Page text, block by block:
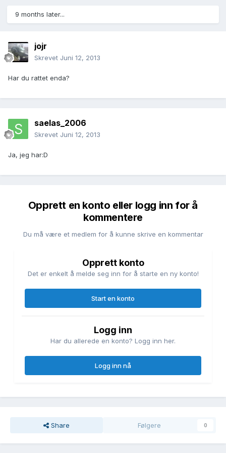
9 months later...
jojr
Skrevet Juni 12, 2013
Har du rattet enda?
saelas_2006
Skrevet Juni 12, 2013
Ja, jeg har:D
Opprett en konto eller logg inn for å
kommentere
Du må være et medlem for å kunne skrive en kommentar
Opprett konto
Det er enkelt å melde seg inn for å starte en ny konto!
Start en konto
Logg inn
Har du allerede en konto? Logg inn her.
Logg inn nå
Share Følgere 0